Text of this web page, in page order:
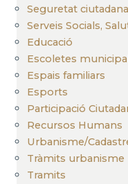
Seguretat ciutadana
Serveis Socials,
Educació
Escoletes
Espais familiars
Esports
Participació
Recursos Humans
Urbanisme/
Tràmits urbanisme
Tramits